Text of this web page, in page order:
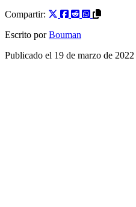
Compartir:
Escrito por Bouman
Publicado el 19 de marzo de 2022